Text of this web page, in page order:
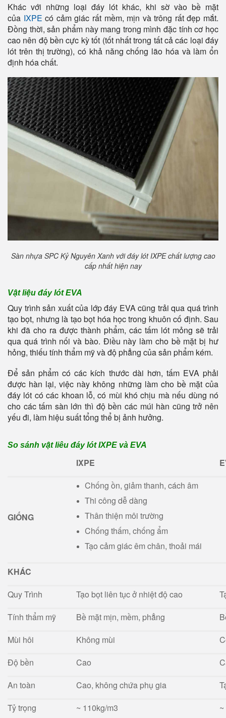
Khác với những loại đáy lót khác, khi sờ vào bề mặt
của IXPE có cảm giác rất mềm, mịn và trông rất đẹp mắt.
Đồng thời, sản phẩm này mang trong mình đặc tính cơ học
cao nên độ bền cực kỳ tốt (tốt nhất trong tất cả các loại đáy
lót trên thị trường), có khả năng chống lão hóa và làm ổn
định hóa chất.
Sàn nhựa SPC Kỷ Nguyên Xanh với đáy lót IXPE chất lượng cao
cấp nhất hiện nay
Vật liệu đáy lót EVA
Quy trình sản xuất của lớp đáy EVA cũng trải qua quá trình
tạo bọt, nhưng là tạo bọt hóa học trong khuôn cố định. Sau
khi đã cho ra được thành phẩm, các tấm lót mỏng sẽ trải
qua quá trình nối và bào. Điều này làm cho bề mặt bị hư
hỏng, thiếu tính thẩm mỹ và độ phẳng của sản phẩm kém.
Để sản phẩm có các kích thước dài hơn, tấm EVA phải
được hàn lại, việc này không những làm cho bề mặt của
đáy lót có các khoan lỗ, có mùi khó chịu mà nếu dùng nó
cho các tấm sàn lớn thì độ bền các múi hàn cũng trở nên
yếu đi, làm hiệu suất tổng thể bị ảnh hưởng.
So sánh vật liêu đáy lót IXPE và EVA
IXPE
GIỐNG
Chống ồn, giảm thanh, cách âm
Thi công dễ dàng
Thân thiện môi trường
Chống thấm, chống ẩm
Tạo cảm giác êm chân, thoải mái
KHÁC
Quy Trình
Tạo bọt liên tục ở nhiệt độ cao
Tính thẩm mỹ
Bề mặt mịn, mềm, phẳng
Mùi hôi
Không mùi
Độ bền
Cao
An toàn
Cao, không chứa phụ gia
Tỷ trọng
~ 110kg/m3